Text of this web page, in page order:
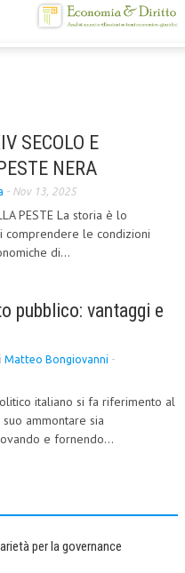
SECOLO E
NERA
- Nov 13, 2025
PESTE La storia è lo
comprendere le condizioni
di...
pubblico: vantaggi e
Matteo Bongiovanni -
italiano si fa riferimento al
ammontare sia
e fornendo...
per la governance